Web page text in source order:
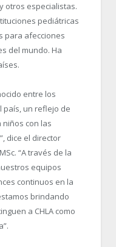
otros especialistas.
pediátricas
para afecciones
del mundo. Ha
entre los
país, un reflejo de
con las
dice el director
“A través de la
equipos
continuos en la
brindando
a CHLA como